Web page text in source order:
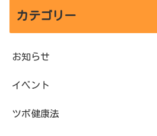
カテゴリー
お知らせ
イベント
ツボ健康法